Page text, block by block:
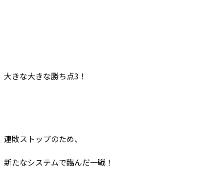
大きな大きな勝ち点3！
連敗ストップのため、
新たなシステムで臨んだ一戦！